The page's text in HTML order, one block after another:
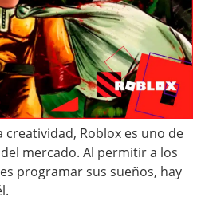
creatividad, Roblox es uno de
mercado. Al permitir a los
programar sus sueños, hay